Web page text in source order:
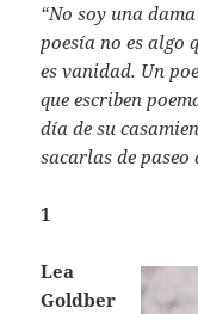
“No soy una
poesía no es algo
es vanidad. Un
que escriben
día de su
sacarlas de paseo
1
Lea
Goldber